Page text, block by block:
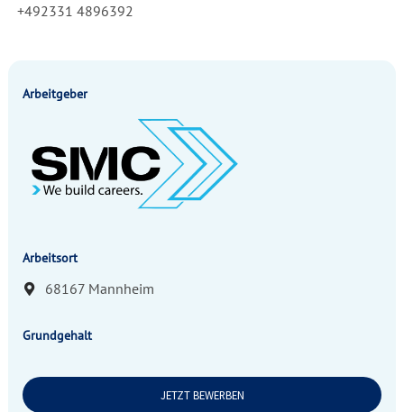
+492331 4896392
Arbeitgeber
Arbeitsort
68167 Mannheim
Grundgehalt
JETZT BEWERBEN